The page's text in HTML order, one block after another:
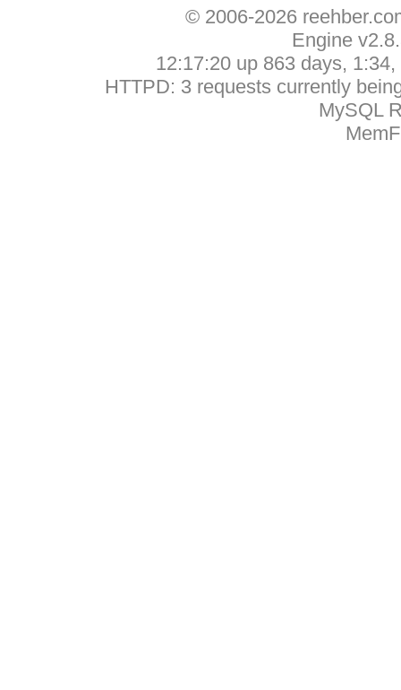
© 2006-2026
Engine
12:17:20 up 863 days,
HTTPD: 3 requests currently
MySQL